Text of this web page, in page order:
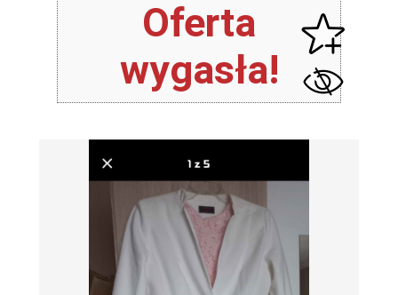
Oferta
wygasła!